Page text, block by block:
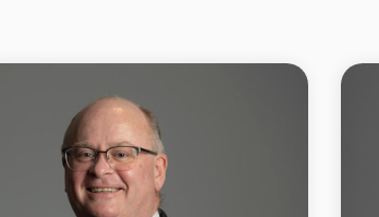
53 86 60 96